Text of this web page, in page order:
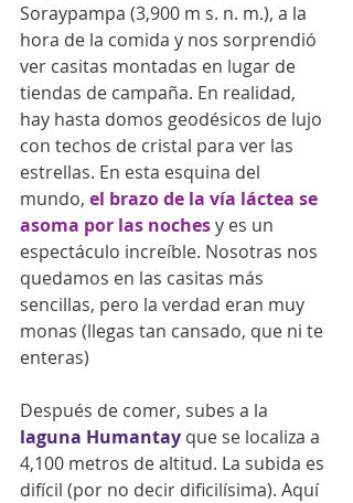
Soraypampa (3,900 m s. n. m.), a la
hora de la comida y nos sorprendió
ver casitas montadas en lugar de
tiendas de campaña. En realidad,
hay hasta domos geodésicos de lujo
con techos de cristal para ver las
estrellas. En esta esquina del
mundo, el brazo de la vía láctea se
asoma por las noches y es un
espectáculo increíble. Nosotras nos
quedamos en las casitas más
sencillas, pero la verdad eran muy
monas (llegas tan cansado, que ni te
enteras)
Después de comer, subes a la
laguna Humantay que se localiza a
4,100 metros de altitud. La subida es
difícil (por no decir dificilísima). Aquí